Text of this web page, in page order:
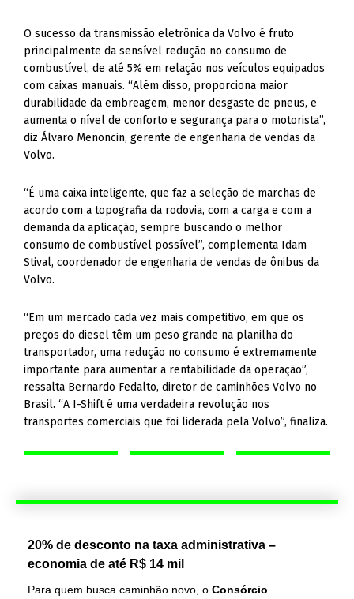
O sucesso da transmissão eletrônica da Volvo é fruto
principalmente da sensível redução no consumo de
combustível, de até 5% em relação nos veículos equipados
com caixas manuais. “Além disso, proporciona maior
durabilidade da embreagem, menor desgaste de pneus, e
aumenta o nível de conforto e segurança para o motorista”,
diz Álvaro Menoncin, gerente de engenharia de vendas da
Volvo.
“É uma caixa inteligente, que faz a seleção de marchas de
acordo com a topografia da rodovia, com a carga e com a
demanda da aplicação, sempre buscando o melhor
consumo de combustível possível”, complementa Idam
Stival, coordenador de engenharia de vendas de ônibus da
Volvo.
“Em um mercado cada vez mais competitivo, em que os
preços do diesel têm um peso grande na planilha do
transportador, uma redução no consumo é extremamente
importante para aumentar a rentabilidade da operação”,
ressalta Bernardo Fedalto, diretor de caminhões Volvo no
Brasil. “A I-Shift é uma verdadeira revolução nos
transportes comerciais que foi liderada pela Volvo”, finaliza.
20% de desconto na taxa administrativa –
economia de até R$ 14 mil
Para quem busca caminhão novo, o Consórcio